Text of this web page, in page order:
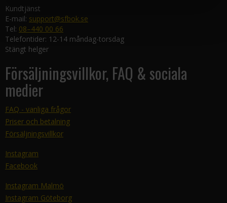
Kundtjänst
E-mail: support@sfbok.se
Tel: 08–440 00 66
Telefontider: 12-14 måndag-torsdag
Stängt helger
Försäljningsvillkor, FAQ & sociala
medier
FAQ - vanliga frågor
Priser och betalning
Försäljningsvillkor
Instagram
Facebook
Instagram Malmö
Instagram Göteborg